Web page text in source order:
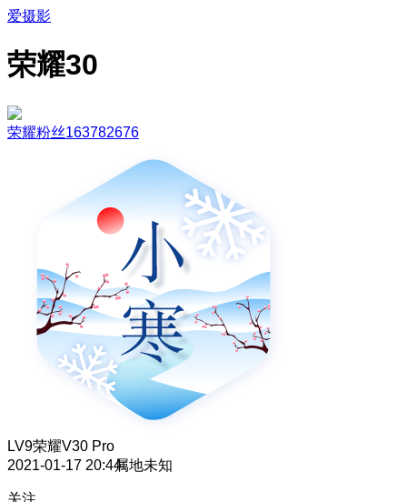
爱摄影
荣耀30
荣耀粉丝163782676
LV9荣耀V30 Pro
2021-01-17 20:44属地未知
关注